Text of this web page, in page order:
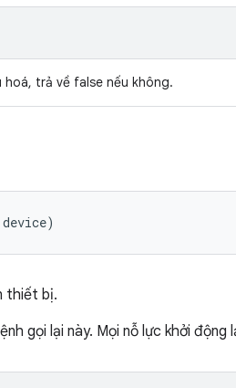
trả về false nếu không.
device)
thiết bị.
gọi lại này. Mọi nỗ lực khởi động